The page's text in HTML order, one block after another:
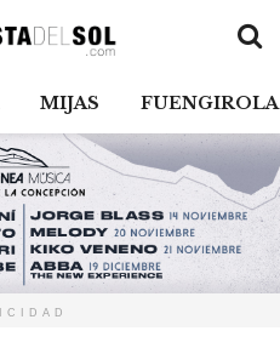
MIJAS FUENGIROLA